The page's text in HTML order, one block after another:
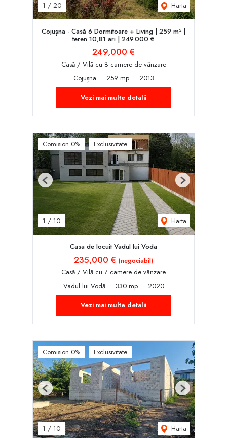
1 / 20 Harta
Cojușna - Casă 6 Dormitoare + Living | 259 m² |
teren 10,81 ari | 249.000 €
249,000 €
Casă / Vilă cu 8 camere de vânzare
Cojușna
259 mp
2013
Vezi mai multe detalii
Comision 0% Exclusivitate
1 / 10 Harta
Previous Next
Casa de locuit Vadul lui Voda
235,000 € (negociabil)
Casă / Vilă cu 7 camere de vânzare
Vadul lui Vodă
330 mp
2020
Vezi mai multe detalii
Comision 0% Exclusivitate
1 / 10 Harta
Previous Next